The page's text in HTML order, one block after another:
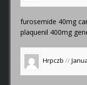
furosemide 40mg
plaquenil 400mg
Hrpczb //